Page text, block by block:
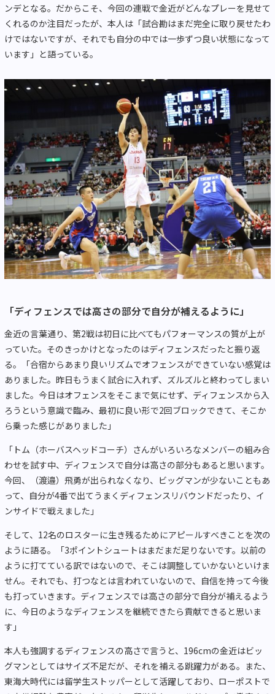
ンデとなる。だからこそ、今回の連戦で金近がどんなプレーを見せて
くれるのか注目だったが、本人は「試合勘はまだ完全に取り戻せたわ
けではないですが、それでも自分の中では一歩ずつ良い状態になって
います」と語っている。
「ディフェンスでは高さの部分で自分が補えるように」
金近の言葉通り、第2戦は初日に比べてもパフォーマンスの質が上が
っていた。そのきっかけとなったのはディフェンスだったと振り返
る。「合宿からあまり良いリズムでオフェンスができていない感覚は
ありました。昨日もうまく試合に入れず、ズルズルと終わってしまい
ました。今日はオフェンスをそこまで気にせず、ディフェンスから入
ろうという意識で臨み、最初に良い形で2回ブロックできて、そこか
ら乗った感じがありました」
「トム（ホーバスヘッドコーチ）さんがいろいろなメンバーの組み合
わせを試す中、ディフェンスで自分は高さの部分もあると思います。
今回、（渡邉）飛勇が出られなくなり、ビッグマンが少ないこともあ
って、自分が4番で出てうまくディフェンスリバウンドだったり、イ
ンサイドで戦えました」
そして、12名のロスターに生き残るためにアピールすべきことを次の
ように語る。「3ポイントシュートはまだまだ足りないです。以前の
ように打てている訳ではないので、そこは調整していかないといけま
せん。それでも、打つなとは言われていないので、自信を持って今後
も打っていきます。ディフェンスでは高さの部分で自分が補えるよう
に、今日のようなディフェンスを継続できたら貢献できると思いま
す」
本人も強調するディフェンスの高さで言うと、196cmの金近はビッ
グマンとしてはサイズ不足だが、それを補える跳躍力がある。また、
東海大時代には留学生ストッパーとして活躍しており、ローポストで